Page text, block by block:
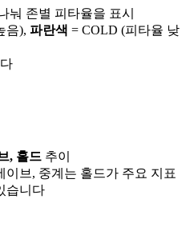
눠 존별 피타율을 표시
음), 파란색 = COLD (피타율 낮
, 홀드 추이
이브, 중계는 홀드가 주요 지표
습니다